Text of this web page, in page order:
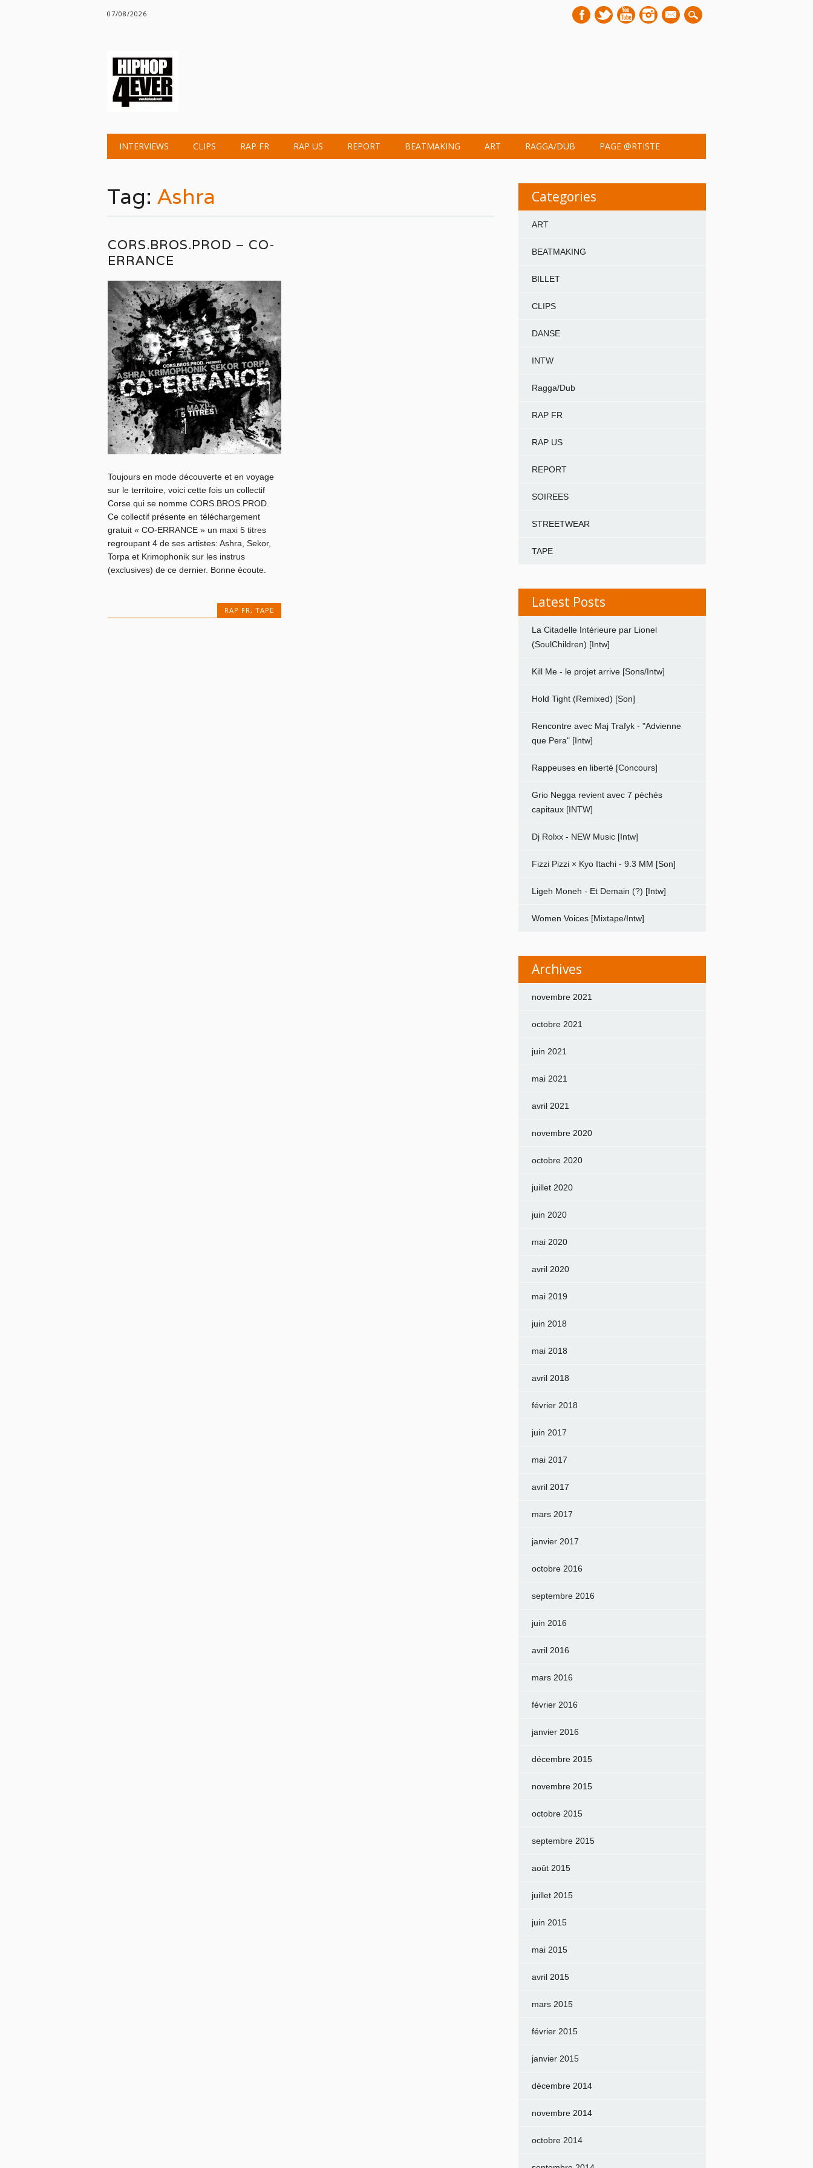
07/08/2026
mail
Main menu
INTERVIEWS CLIPS RAP FR RAP US REPORT BEATMAKING ART RAGGA/DUB PAGE @RTISTE
Tag: Ashra
CORS.BROS.PROD – CO-
ERRANCE
Toujours en mode découverte et en voyage
sur le territoire, voici cette fois un collectif
Corse qui se nomme CORS.BROS.PROD.
Ce collectif présente en téléchargement
gratuit « CO-ERRANCE » un maxi 5 titres
regroupant 4 de ses artistes: Ashra, Sekor,
Torpa et Krimophonik sur les instrus
(exclusives) de ce dernier. Bonne écoute.
RAP FR, TAPE
Categories
ART
BEATMAKING
BILLET
CLIPS
DANSE
INTW
Ragga/Dub
RAP FR
RAP US
REPORT
SOIREES
STREETWEAR
TAPE
Latest Posts
La Citadelle Intérieure par Lionel
(SoulChildren) [Intw]
Kill Me - le projet arrive [Sons/Intw]
Hold Tight (Remixed) [Son]
Rencontre avec Maj Trafyk - "Advienne
que Pera" [Intw]
Rappeuses en liberté [Concours]
Grio Negga revient avec 7 péchés
capitaux [INTW]
Dj Rolxx - NEW Music [Intw]
Fizzi Pizzi × Kyo Itachi - 9.3 MM [Son]
Ligeh Moneh - Et Demain (?) [Intw]
Women Voices [Mixtape/Intw]
Archives
novembre 2021
octobre 2021
juin 2021
mai 2021
avril 2021
novembre 2020
octobre 2020
juillet 2020
juin 2020
mai 2020
avril 2020
mai 2019
juin 2018
mai 2018
avril 2018
février 2018
juin 2017
mai 2017
avril 2017
mars 2017
janvier 2017
octobre 2016
septembre 2016
juin 2016
avril 2016
mars 2016
février 2016
janvier 2016
décembre 2015
novembre 2015
octobre 2015
septembre 2015
août 2015
juillet 2015
juin 2015
mai 2015
avril 2015
mars 2015
février 2015
janvier 2015
décembre 2014
novembre 2014
octobre 2014